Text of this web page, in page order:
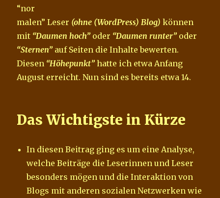
“nor
malen” Leser (ohne (WordPress) Blog) können
mit “Daumen hoch” oder “Daumen runter” oder
“Sternen” auf Seiten die Inhalte bewerten.
Diesen “Höhepunkt” hatte ich etwa Anfang
August erreicht. Nun sind es bereits etwa 14.
Das Wichtigste in Kürze
In diesen Beitrag ging es um eine Analyse,
welche Beiträge die Leserinnen und Leser
besonders mögen und die Interaktion von
Blogs mit anderen sozialen Netzwerken wie